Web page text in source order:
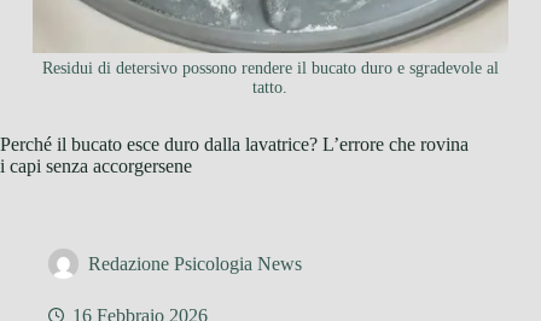
Residui di detersivo possono rendere il bucato duro e sgradevole al
tatto.
Perché il bucato esce duro dalla lavatrice? L’errore che rovina
i capi senza accorgersene
Redazione Psicologia News
16 Febbraio 2026